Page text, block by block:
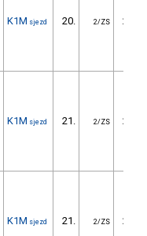
K1M sjezd 20. 2/ZS
K1M sjezd 21. 2/ZS
K1M sjezd 21. 2/ZS